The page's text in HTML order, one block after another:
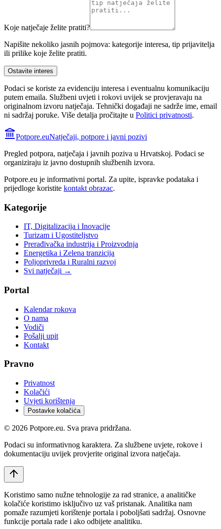
Koje natječaje želite pratiti?
Napišite nekoliko jasnih pojmova: kategorije interesa, tip prijavitelja
ili prilike koje želite pratiti.
Ostavite interes
Podaci se koriste za evidenciju interesa i eventualnu komunikaciju
putem emaila. Službeni uvjeti i rokovi uvijek se provjeravaju na
originalnom izvoru natječaja. Tehnički događaji ne sadrže ime, email
ni sadržaj poruke. Više detalja pročitajte u Politici privatnosti.
Potpore.euNatječaji, potpore i javni pozivi
Pregled potpora, natječaja i javnih poziva u Hrvatskoj. Podaci se
organiziraju iz javno dostupnih službenih izvora.
Potpore.eu je informativni portal. Za upite, ispravke podataka i
prijedloge koristite kontakt obrazac.
Kategorije
IT, Digitalizacija i Inovacije
Turizam i Ugostiteljstvo
Prerađivačka industrija i Proizvodnja
Energetika i Zelena tranzicija
Poljoprivreda i Ruralni razvoj
Svi natječaji →
Portal
Kalendar rokova
O nama
Vodiči
Pošalji upit
Kontakt
Pravno
Privatnost
Kolačići
Uvjeti korištenja
Postavke kolačića
© 2026 Potpore.eu. Sva prava pridržana.
Podaci su informativnog karaktera. Za službene uvjete, rokove i
dokumentaciju uvijek provjerite original izvora natječaja.
Koristimo samo nužne tehnologije za rad stranice, a analitičke
kolačiće koristimo isključivo uz vaš pristanak. Analitika nam
pomaže razumjeti korištenje portala i poboljšati sadržaj. Osnovne
funkcije portala rade i ako odbijete analitiku.